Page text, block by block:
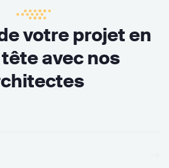
votre projet en
avec nos